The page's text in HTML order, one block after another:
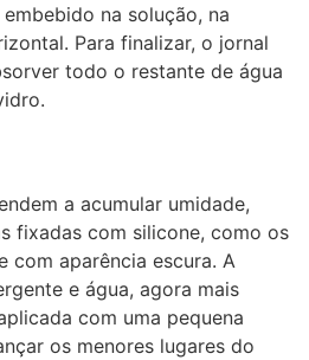
na solução, na
Para finalizar, o jornal
todo o restante de água
a acumular umidade,
fixadas com silicone, como os
com aparência escura. A
e água, agora mais
com uma pequena
os menores lugares do